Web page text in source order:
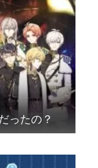
ったの？